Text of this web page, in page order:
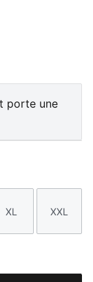
porte une
Taille
XL
Taille
XXL